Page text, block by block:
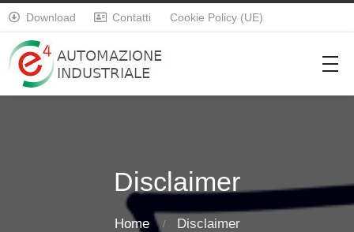
 Download  Contatti Cookie Policy (UE)
Disclaimer
Home Disclaimer